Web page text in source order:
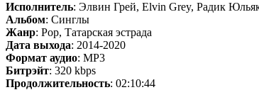
Исполнитель: Элвин Грей, Elvin Grey, Радик
Альбом: Синглы
Жанр: Pop, Татарская эстрада
Дата выхода: 2014-2020
Формат аудио: MP3
Битрэйт: 320 kbps
Продолжительность: 02:10:44